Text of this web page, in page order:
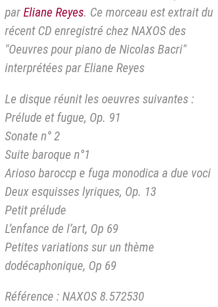
par Eliane Reyes. Ce morceau est extrait du
récent CD enregistré chez NAXOS des
"Oeuvres pour piano de Nicolas Bacri"
interprétées par Eliane Reyes
Le disque réunit les oeuvres suivantes :
Prélude et fugue, Op. 91
Sonate n° 2
Suite baroque n°1
Arioso baroccp e fuga monodica a due voci
Deux esquisses lyriques, Op. 13
Petit prélude
L’enfance de l’art, Op 69
Petites variations sur un thème
dodécaphonique, Op 69
Référence : NAXOS 8.572530